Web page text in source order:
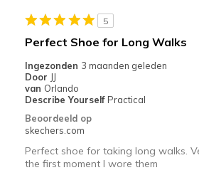
Width
Sizing
Feels true to size
View On Shoes
5
Perfect Shoe for Long Walks
Ingezonden 3 maanden geleden
Door JJ
van Orlando
Describe Yourself Practical
Beoordeeld op
skechers.com
Perfect shoe for taking long walks.
the first moment I wore them